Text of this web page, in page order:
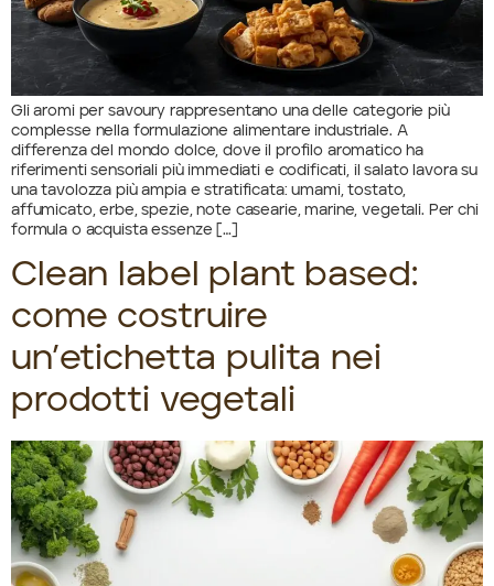
Gli aromi per savoury rappresentano una delle categorie più
complesse nella formulazione alimentare industriale. A
differenza del mondo dolce, dove il profilo aromatico ha
riferimenti sensoriali più immediati e codificati, il salato lavora su
una tavolozza più ampia e stratificata: umami, tostato,
affumicato, erbe, spezie, note casearie, marine, vegetali. Per chi
formula o acquista essenze […]
Clean label plant based:
come costruire
un’etichetta pulita nei
prodotti vegetali